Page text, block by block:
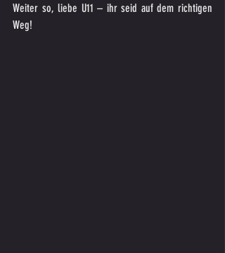
Weiter so, liebe U11 – ihr seid auf dem richtigen
Weg!